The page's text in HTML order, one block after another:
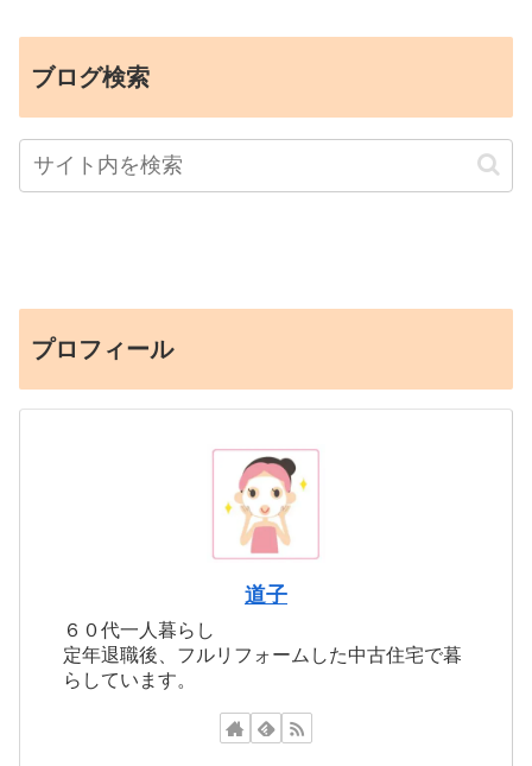
ブログ検索
プロフィール
道子
６０代一人暮らし
定年退職後、フルリフォームした中古住宅で暮
らしています。